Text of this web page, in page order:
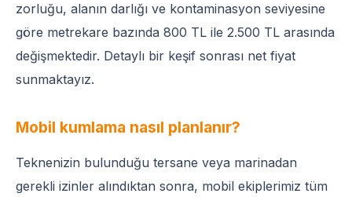
zorluğu, alanın darlığı ve kontaminasyon seviyesine
göre metrekare bazında 800 TL ile 2.500 TL arasında
değişmektedir. Detaylı bir keşif sonrası net fiyat
sunmaktayız.
Mobil kumlama nasıl planlanır?
Teknenizin bulunduğu tersane veya marinadan
gerekli izinler alındıktan sonra, mobil ekiplerimiz tüm